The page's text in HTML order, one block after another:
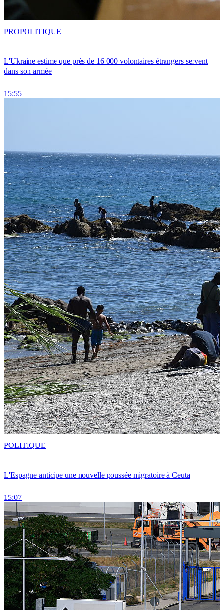
L'Ukraine estime que près de 16 000 volontaires étrangers servent
dans son armée
15:55
PROPOLITIQUE
L'Espagne anticipe une nouvelle poussée migratoire à Ceuta
15:07
POLITIQUE